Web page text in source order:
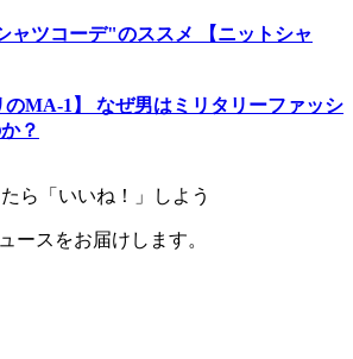
ャツコーデ"のススメ 【ニットシャ
のMA-1】 なぜ男はミリタリーファッシ
？
ら「いいね！」しよう
ースをお届けします。